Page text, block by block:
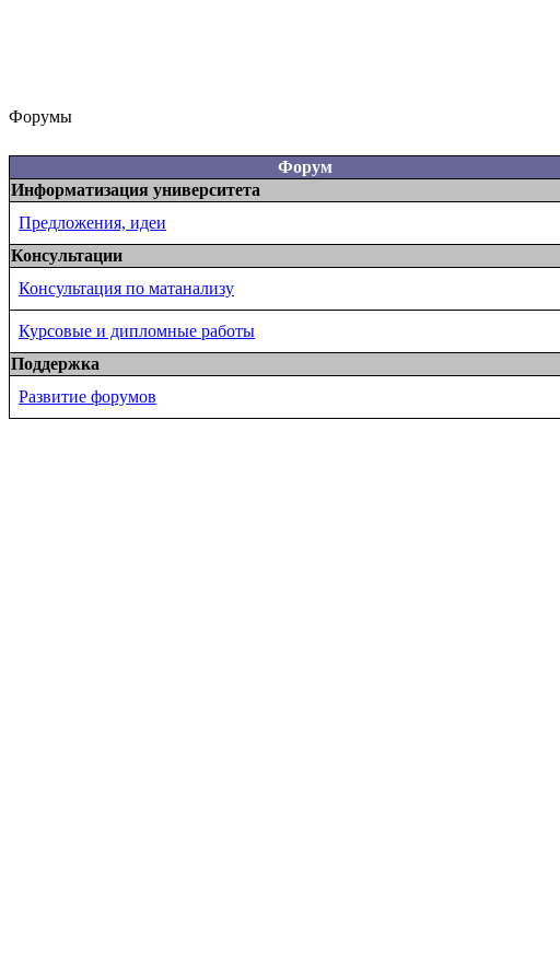
Форумы
Форум
Информатизация университета
Предложения, идеи
Консультации
Консультация по матанализу
Курсовые и дипломные работы
Поддержка
Развитие форумов